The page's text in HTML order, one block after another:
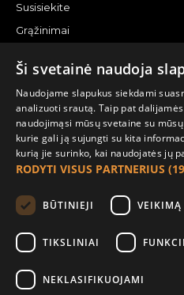
Susisiekite
Grąžinimai
Pirkėjo paskyra
Mano paskyra
Užsakymai
Naujienlaiškiai
Informacija
Apie mus
Pristatymo informacija
Privatumo ir slapukų politika
Ši svetainė naudoja
Naudojame slapukus siekdami
analizuoti srautą. Taip pat
naudojimąsi mūsų svetaine su
kurie gali ją sujungti su kita
kurią jie surinko, kai naudojatės jų
RODYTI VISUS PARTNERIUS
BŪTINIEJI VEIKIMĄ
TIKSLINIAI
NEKLASIFIKUOJAMI